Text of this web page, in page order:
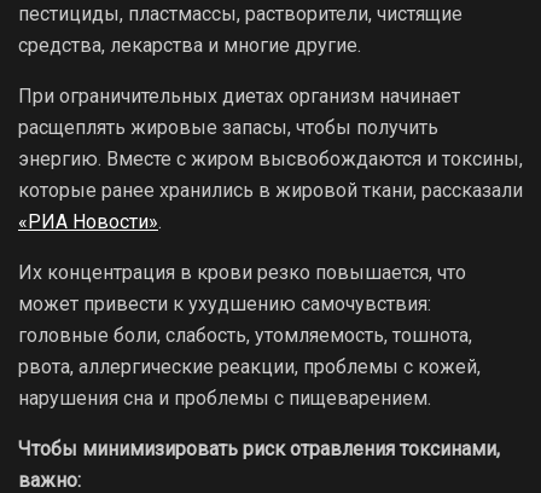
пестициды, пластмассы, растворители, чистящие
средства, лекарства и многие другие.
При ограничительных диетах организм начинает
расщеплять жировые запасы, чтобы получить
энергию. Вместе с жиром высвобождаются и токсины,
которые ранее хранились в жировой ткани, рассказали
«РИА Новости».
Их концентрация в крови резко повышается, что
может привести к ухудшению самочувствия:
головные боли, слабость, утомляемость, тошнота,
рвота, аллергические реакции, проблемы с кожей,
нарушения сна и проблемы с пищеварением.
Чтобы минимизировать риск отравления токсинами,
важно: